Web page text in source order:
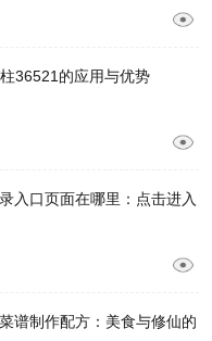
36521的应用与优势
入口页面在哪里：点击进入
谱制作配方：美食与修仙的